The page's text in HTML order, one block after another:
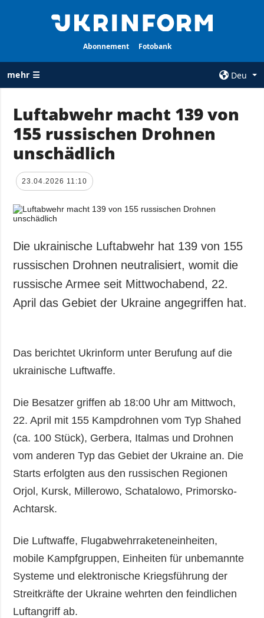
Abonnement Fotobank
mehr ☰
Deu
ALLE
RUBRIKEN
Krieg
Wiederaufbau
Politik
Militär
Gesellschaft und
Kultur
Sport
Notfälle
AGENTUR
Politik zur
personenbezogener
Daten
Veröffentlichungen
Interview
Fotos
Video
Abonnement
Fotobank
Luftabwehr macht 139 von
155 russischen Drohnen
unschädlich
23.04.2026 11:10
Die ukrainische Luftabwehr hat 139 von 155
russischen Drohnen neutralisiert, womit die
russische Armee seit Mittwochabend, 22.
April das Gebiet der Ukraine angegriffen hat.
Das berichtet Ukrinform unter Berufung auf die
ukrainische Luftwaffe.
Die Besatzer griffen ab 18:00 Uhr am Mittwoch,
22. April mit 155 Kampdrohnen vom Typ Shahed
(ca. 100 Stück), Gerbera, Italmas und Drohnen
vom anderen Typ das Gebiet der Ukraine an. Die
Starts erfolgten aus den russischen Regionen
Orjol, Kursk, Millerowo, Schatalowo, Primorsko-
Achtarsk.
Die Luftwaffe, Flugabwehrraketeneinheiten,
mobile Kampfgruppen, Einheiten für unbemannte
Systeme und elektronische Kriegsführung der
Streitkräfte der Ukraine wehrten den feindlichen
Luftangriff ab.